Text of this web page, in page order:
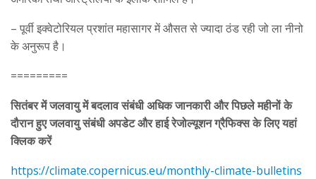
– पूर्वी इक्वेटोरियल प्रशांत महासागर में औसत से ज्यादा ठंड रही जो ला नीनो
के अनुरूप है।
=========
सितंबर में जलवायु में बदलाव संबंधी अधिक जानकारी और पिछले महीनों के
दौरान हुए जलवायु संबंधी अपडेट और हाई रेजोल्यूशन ग्रैफिक्स के लिए यहां
क्लिक करें
https://climate.copernicus.eu/monthly-climate-bulletins